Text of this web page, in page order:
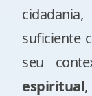
suficiente
seu
espiritual